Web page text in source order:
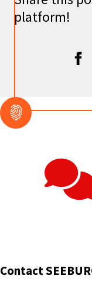
platform!
Contact